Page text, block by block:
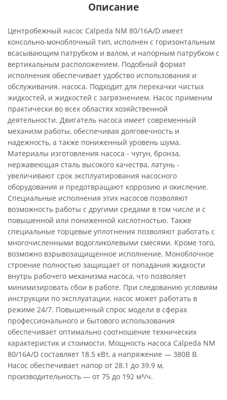
Описание
Центробежный насос Calpeda NM 80/16A/D имеет
консольно-моноблочный тип, исполнен с горизонтальным
всасывающим патрубком и валом, и напорным патрубком с
вертикальным расположением. Подобный формат
исполнения обеспечивает удобство использования и
обслуживания. насоса. Подходит для перекачки чистых
жидкостей, и жидкостей с загрязнением. Насос применим
практически во всех областях хозяйственной
деятельности. Двигатель насоса имеет современный
механизм работы, обеспечивая долговечность и
надежность, а также пониженный уровень шума.
Материалы изготовления насоса - чугун, бронза,
нержавеющая сталь высокого качества, латунь -
увеличивают срок эксплуатирования насосного
оборудования и предотвращают коррозию и окисление.
Специальные исполнения этих насосов позволяют
возможность работы с другими средами в том числе и с
повышенной или пониженной кислотностью. Также
специальные торцевые уплотнения позволяют работать с
многочисленными водогликолевыми смесями. Кроме того,
возможно взрывозащищенное исполнение. Моноблочное
строение полностью защищает от попадания жидкости
внутрь рабочего механизма насоса, что позволяет
минимизировать сбои в работе. При следованию условиям
инструкции по эксплуатации, насос может работать в
режиме 24/7. Повышенный спрос модели в сферах
профессионального и бытового использования
обеспечивает оптимально соотношение технических
характеристик и стоимости. Мощность насоса Calpeda NM
80/16A/D составляет 18.5 кВт, а напряжение — 380В В.
Насос обеспечивает напор от 28.1 до 39.9 м,
производительность — от 75 до 192 м³/ч.